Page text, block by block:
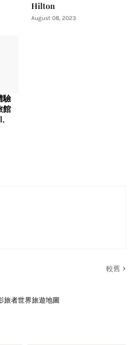
Hilton
August 08, 2023
驗
館
較舊
旅者世界旅遊地圖